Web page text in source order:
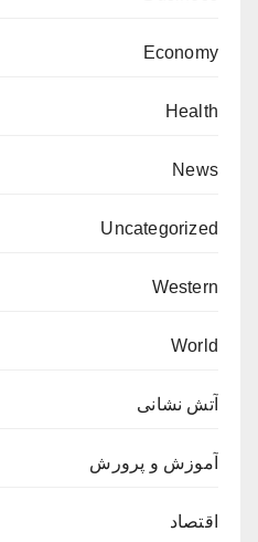
Economy
Health
News
Uncategorized
Western
World
آتش نشانی
آموزش و پرورش
اقتصاد